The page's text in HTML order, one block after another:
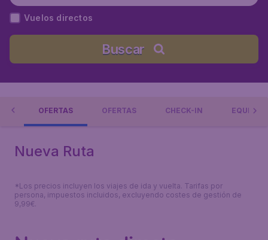
Vuelos directos
Buscar
OFERTAS OFERTAS CHECK-IN
Nueva Ruta
*Los precios incluyen los viajes de ida y vuelta. Tarifas por
persona, impuestos incluidos, excluyendo costes de gestión de
9,99€.